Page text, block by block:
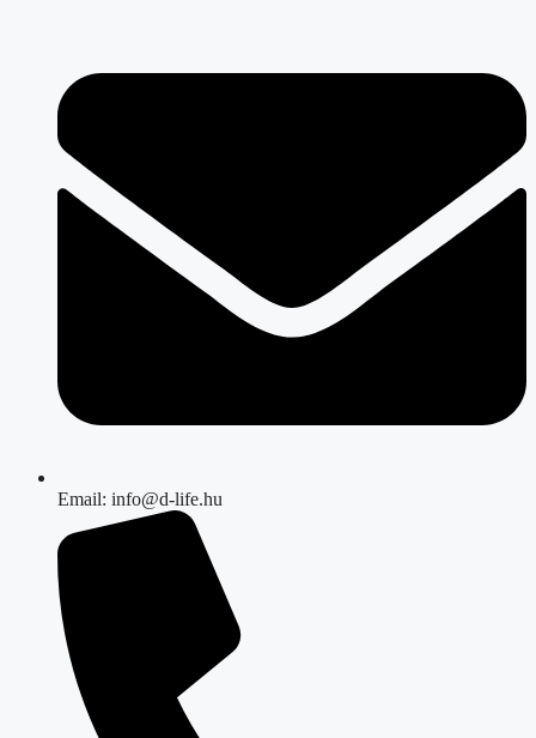
Email: info@d-life.hu